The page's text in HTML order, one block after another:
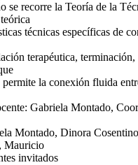
se recorre la Teoría de la
técnicas específicas de
terapéutica,
permite la conexión fluida
Gabriela Montado,
Montado, Dinora
Mauricio
invitados